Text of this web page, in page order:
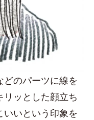
のパーツに線を
ッとした顔立ち
いという印象を